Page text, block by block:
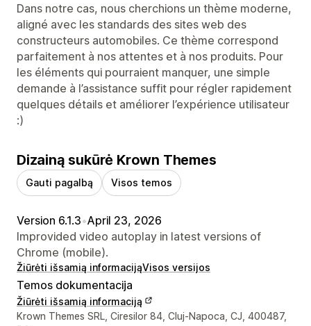
Dans notre cas, nous cherchions un thème moderne,
aligné avec les standards des sites web des
constructeurs automobiles. Ce thème correspond
parfaitement à nos attentes et à nos produits. Pour
les éléments qui pourraient manquer, une simple
demande à l’assistance suffit pour régler rapidement
quelques détails et améliorer l’expérience utilisateur
:)
Dizainą sukūrė Krown Themes
Gauti pagalbą Visos temos
Version 6.1.3•April 23, 2026
Improvided video autoplay in latest versions of
Chrome (mobile).
Žiūrėti išsamią informacijąVisos versijos
Temos dokumentacija
Žiūrėti išsamią informaciją
Kūrėjo kontaktiniai duomenys
Krown Themes SRL, Ciresilor 84, Cluj-Napoca, CJ, 400487,